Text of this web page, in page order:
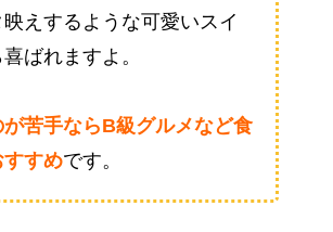
えするような可愛いスイ
ばれますよ。
苦手ならB級グルメなど食
すめです。